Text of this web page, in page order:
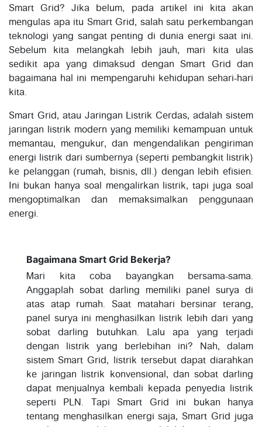
Smart Grid? Jika belum, pada artikel ini kita akan
mengulas apa itu Smart Grid, salah satu perkembangan
teknologi yang sangat penting di dunia energi saat ini.
Sebelum kita melangkah lebih jauh, mari kita ulas
sedikit apa yang dimaksud dengan Smart Grid dan
bagaimana hal ini mempengaruhi kehidupan sehari-hari
kita.
Smart Grid, atau Jaringan Listrik Cerdas, adalah sistem
jaringan listrik modern yang memiliki kemampuan untuk
memantau, mengukur, dan mengendalikan pengiriman
energi listrik dari sumbernya (seperti pembangkit listrik)
ke pelanggan (rumah, bisnis, dll.) dengan lebih efisien.
Ini bukan hanya soal mengalirkan listrik, tapi juga soal
mengoptimalkan dan memaksimalkan penggunaan
energi.
Bagaimana Smart Grid Bekerja?
Mari kita coba bayangkan bersama-sama.
Anggaplah sobat darling memiliki panel surya di
atas atap rumah. Saat matahari bersinar terang,
panel surya ini menghasilkan listrik lebih dari yang
sobat darling butuhkan. Lalu apa yang terjadi
dengan listrik yang berlebihan ini? Nah, dalam
sistem Smart Grid, listrik tersebut dapat diarahkan
ke jaringan listrik konvensional, dan sobat darling
dapat menjualnya kembali kepada penyedia listrik
seperti PLN. Tapi Smart Grid ini bukan hanya
tentang menghasilkan energi saja, Smart Grid juga